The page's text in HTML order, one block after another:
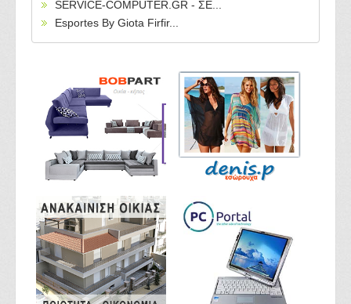
SERVICE-COMPUTER.GR - ΣΕ...
Esportes By Giota Firfir...